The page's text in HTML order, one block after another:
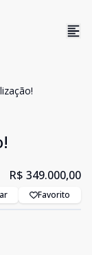
R$ 349.000,00
Favorito